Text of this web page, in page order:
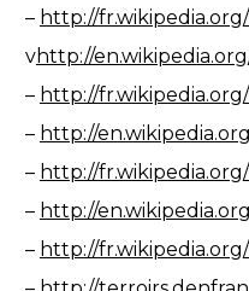
– http://
vhttp://
– http://
– http://
– http://
– http://
– http://